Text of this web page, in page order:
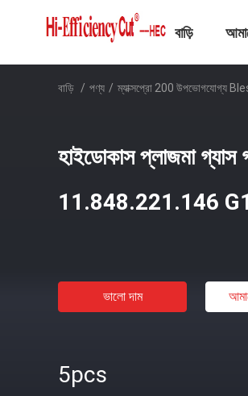
বাড়ি
বাড়ি / পণ্য / ম্যাক্সপ্রো 200 উপভোগযোগ্য
হাইডোকাস প্লাজমা
11.848.221.146 G102
ভালো দাম
5pcs